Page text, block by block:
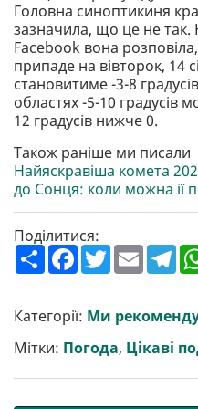
Головна синоптикиня
зазначила, що це не так.
Facebook вона
припаде на вівторок, 14
становитиме -3-8
областях -5-10 градусів
12 градусів нижче 0.
Також раніше ми писали
Найяскравіша комета
до Сонця: коли можна ії
Поділитися:
П
о
р
и
т
и
F
a
b
o
o
k
T
w
e
r
E
m
l
T
e
g
r
a
m
Категорії: Ми
Мітки: Погода, Цікаві